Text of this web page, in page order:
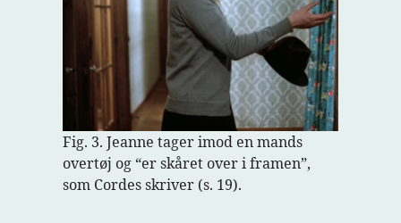
Fig. 3. Jeanne tager imod en mands
overtøj og “er skåret over i framen”,
som Cordes skriver (s. 19).